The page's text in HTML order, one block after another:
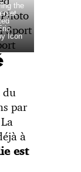
the
Icon
du
par
à
est